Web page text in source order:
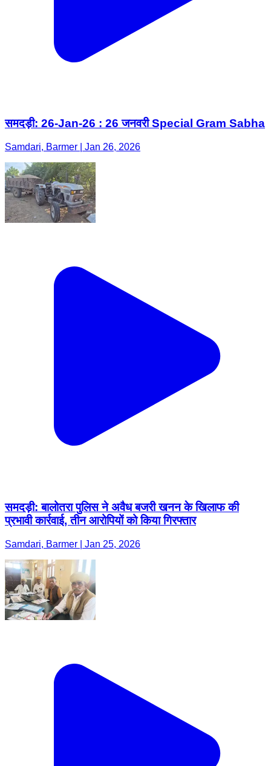
समदड़ी: 26-Jan-26 : 26 जनवरी Special Gram Sabha
Samdari, Barmer | Jan 26, 2026
समदड़ी: बालोतरा पुलिस ने अवैध बजरी खनन के खिलाफ की
प्रभावी कार्रवाई, तीन आरोपियों को किया गिरफ्तार
Samdari, Barmer | Jan 25, 2026